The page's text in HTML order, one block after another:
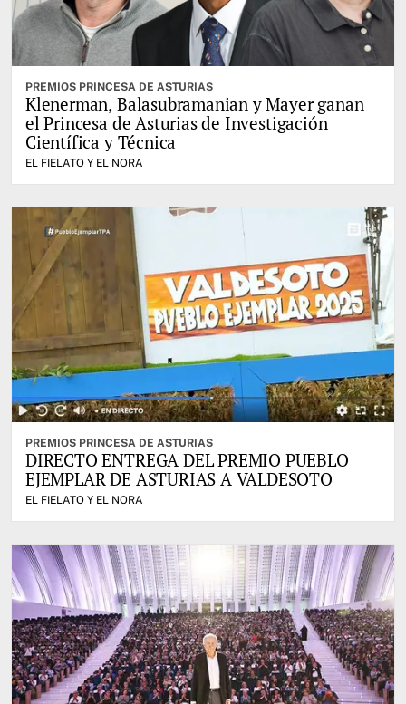
PREMIOS PRINCESA DE ASTURIAS
Klenerman, Balasubramanian y Mayer ganan
el Princesa de Asturias de Investigación
Científica y Técnica
EL FIELATO Y EL NORA
PREMIOS PRINCESA DE ASTURIAS
DIRECTO ENTREGA DEL PREMIO PUEBLO
EJEMPLAR DE ASTURIAS A VALDESOTO
EL FIELATO Y EL NORA